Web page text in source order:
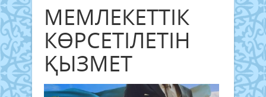
МЕМЛЕКЕТТІК
КӨРСЕТІЛЕТІН
ҚЫЗМЕТ